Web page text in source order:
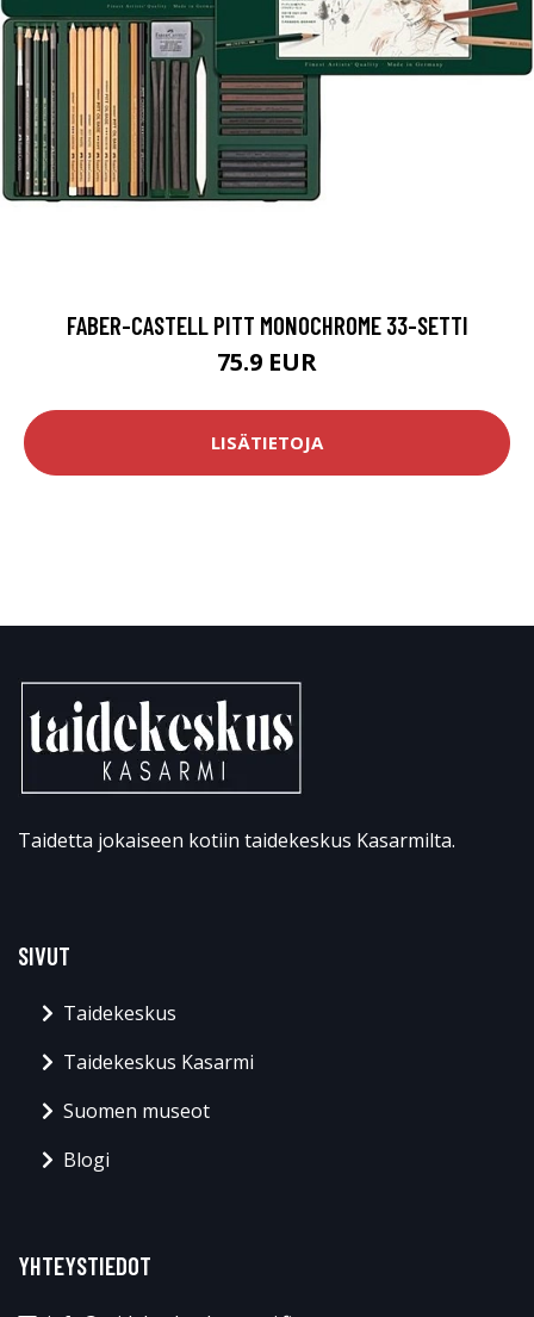
FABER-CASTELL PITT MONOCHROME 33-SETTI
75.9 EUR
LISÄTIETOJA
Taidetta jokaiseen kotiin taidekeskus Kasarmilta.
SIVUT
Taidekeskus
Taidekeskus Kasarmi
Suomen museot
Blogi
YHTEYSTIEDOT